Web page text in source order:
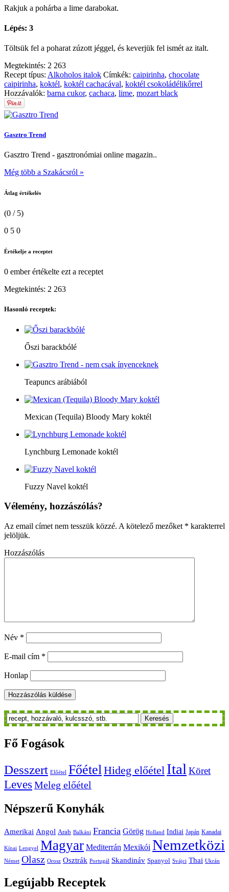
Rakjuk a pohárba a lime darabokat.
Lépés: 3
Töltsük fel a poharat zúzott jéggel, és keverjük fel ismét az italt.
Megtekintés: 2 263
Recept típus: Alkoholos italok Címkék: caipirinha, chocolate
caipirinha, koktél, koktél cachacával, koktél csokoládélikőrrel
Hozzávalók: barna cukor, cachaca, lime, mozart black
Gasztro Trend
Gasztro Trend - gasztronómiai online magazin..
Még több a Szakácsról »
Átlag értékelés
(0 / 5)
0 5 0
Értékelje a receptet
0 emberértékelte ezt a receptet
Megtekintés: 2 263
Hasonló receptek:
Őszi barackbólé
Teapuncs arábiából
Mexican (Tequila) Bloody Mary koktél
Lynchburg Lemonade koktél
Fuzzy Navel koktél
Vélemény, hozzászólás?
Az email címet nem tesszük közzé. A kötelező mezőket * karakterrel
jelöljük.
Hozzászólás
Név *
E-mail cím *
Honlap
Keresés
Fő Fogások
Desszert Előétel Főétel Hideg előétel Ital Köret
Leves Meleg előétel
Népszerű Konyhák
Amerikai Angol Arab Balkáni Francia Görög Holland Indiai Japán Kanadai
Kínai Lengyel Magyar Mediterrán Mexikói Nemzetközi
Német Olasz Orosz Osztrák Portugál Skandináv Spanyol Svájci Thai Ukrán
Legújabb Receptek